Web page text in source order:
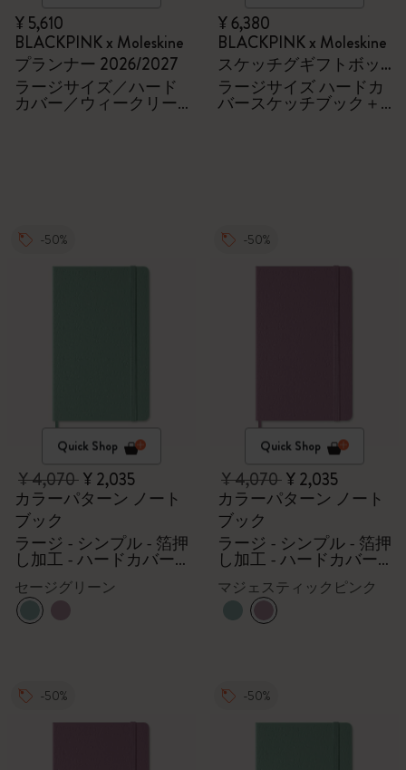
¥ 5,610
BLACKPINK x Moleskine
プランナー 2026/2027
ラージサイズ／ハード
カバー／ウィークリー
／18ヶ月
¥ 6,380
BLACKPINK x Moleskine
スケッチグギフトボッ
クス
ラージサイズ ハードカ
バースケッチブック＋
-50%
Quick Shop
¥ 4,070¥ 2,035
カラーパターン ノート
ブック
ラージ - シンプル - 箔押
し加工 - ハードカバー -
マジェスティックピン
ク
セージグリーン
-50%
Quick Shop
¥ 4,070¥ 2,035
カラーパターン ノート
ブック
ラージ - シンプル - 箔押
し加工 - ハードカバー -
マジェスティックピン
ク
マジェスティックピンク
-50% -50%